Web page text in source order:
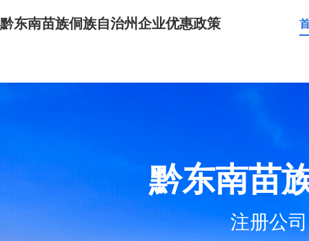
黔东南苗族侗族自治州企业优惠政策
黔东南苗
注册公